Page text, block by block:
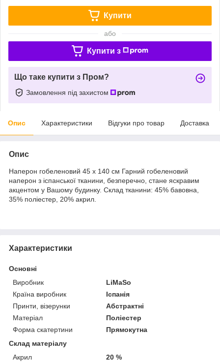
Купити
або
Купити з
Що таке купити з Пром?
Замовлення під захистом
Опис Характеристики Відгуки про товар Доставка
Опис
Наперон гобеленовий 45 х 140 см Гарний гобеленовий
наперон з іспанської тканини, безперечно, стане яскравим
акцентом у Вашому будинку. Склад тканини: 45% бавовна,
35% поліестер, 20% акрил.
Характеристики
Основні
Виробник
LiMaSo
Країна виробник
Іспанія
Принти, візерунки
Абстрактні
Матеріал
Поліестер
Форма скатертини
Прямокутна
Склад матеріалу
Акрил
20 %